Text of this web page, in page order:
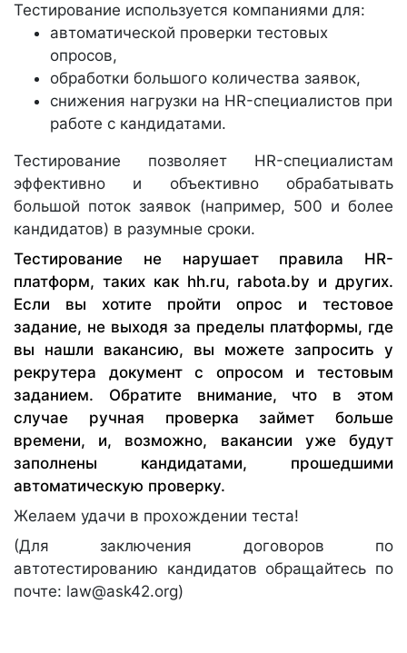
Тестирование используется компаниями для:
автоматической проверки тестовых
опросов,
обработки большого количества заявок,
снижения нагрузки на HR-специалистов при
работе с кандидатами.
Тестирование позволяет HR-специалистам
эффективно и объективно обрабатывать
большой поток заявок (например, 500 и более
кандидатов) в разумные сроки.
Тестирование не нарушает правила HR-
платформ, таких как hh.ru, rabota.by и других.
Если вы хотите пройти опрос и тестовое
задание, не выходя за пределы платформы, где
вы нашли вакансию, вы можете запросить у
рекрутера документ с опросом и тестовым
заданием. Обратите внимание, что в этом
случае ручная проверка займет больше
времени, и, возможно, вакансии уже будут
заполнены кандидатами, прошедшими
автоматическую проверку.
Желаем удачи в прохождении теста!
(Для заключения договоров по
автотестированию кандидатов обращайтесь по
почте: law@ask42.org)